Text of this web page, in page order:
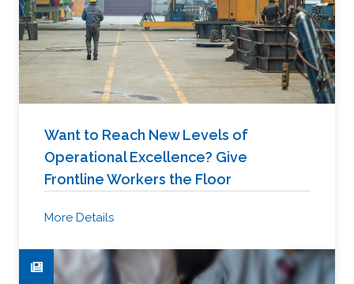
Want to Reach New Levels of
Operational Excellence? Give
Frontline Workers the Floor
More Details